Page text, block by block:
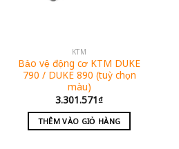
KTM
Bảo vệ động cơ KTM DUKE
790 / DUKE 890 (tuỳ chọn
màu)
3.301.571₫
THÊM VÀO GIỎ HÀNG